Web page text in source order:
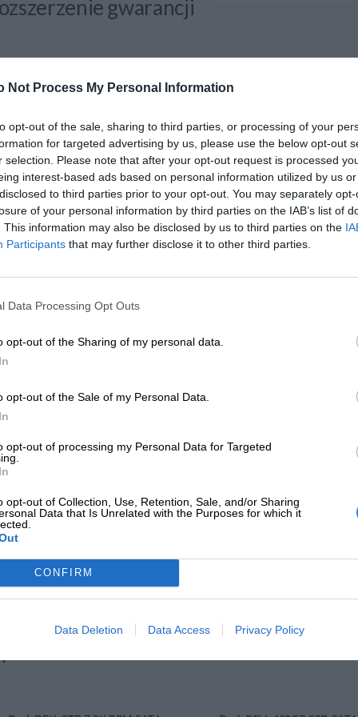
Not Process My Personal Information
opt-out of the sale, sharing to third parties, or processing of your
for targeted advertising by us, please use the below opt-out
selection. Please note that after your opt-out request is processed
interest-based ads based on personal information utilized by us
to third parties prior to your opt-out. You may separately
of your personal information by third parties on the IAB’s list of
This information may also be disclosed by us to third parties on the
Participants that may further disclose it to other third parties.
Data Processing Opt Outs
opt-out of the Sharing of my personal data.
opt-out of the Sale of my Personal Data.
opt-out of processing my Personal Data for Targeted
opt-out of Collection, Use, Retention, Sale, and/or Sharing
Data that Is Unrelated with the Purposes for which it
CONFIRM
Data Deletion Data Access Privacy Policy
gwarancji
PowerEdge T1 ...
PowerEdge T1 ...
Pamięć Serwerowa DELL 16GB
DDR5 UDIMM ...
Kup teraz 5 999 zł
Pamięć Serwerowa DELL